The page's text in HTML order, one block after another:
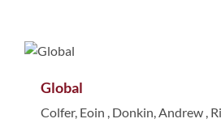
Global
Colfer, Eoin , Donkin, Andrew ,